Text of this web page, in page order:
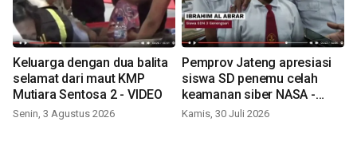
Keluarga dengan dua balita
selamat dari maut KMP
Mutiara Sentosa 2 - VIDEO
Senin, 3 Agustus 2026
Pemprov Jateng apresiasi
siswa SD penemu celah
keamanan siber NASA -
VIDEO
Kamis, 30 Juli 2026